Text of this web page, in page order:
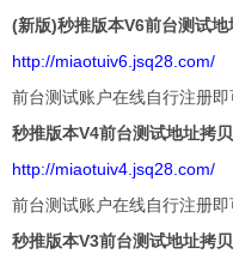
(新版)秒推版本V6前台测试地
http://miaotuiv6.jsq28.com/
前台测试账户在线自行注册
秒推版本V4前台测试地址拷
http://miaotuiv4.jsq28.com/
前台测试账户在线自行注册
秒推版本V3前台测试地址拷